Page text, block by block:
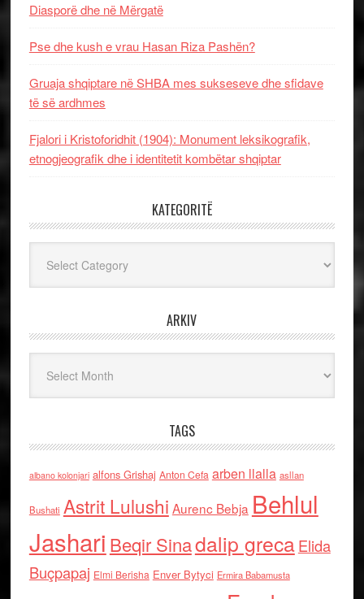
Diasporë dhe në Mërgatë
Pse dhe kush e vrau Hasan Riza Pashën?
Gruaja shqiptare në SHBA mes sukseseve dhe sfidave
të së ardhmes
Fjalori i Kristoforidhit (1904): Monument leksikografik,
etnogjeografik dhe i identitetit kombëtar shqiptar
KATEGORITË
ARKIV
TAGS
albano kolonjari alfons Grishaj Anton Cefa arben llalla asllan
Bushati Astrit Lulushi Aurenc Bebja Behlul
Jashari Beqir Sinadalip grecaElida
Buçpapaj Elmi Berisha Enver Bytyci Ermira Babamusta